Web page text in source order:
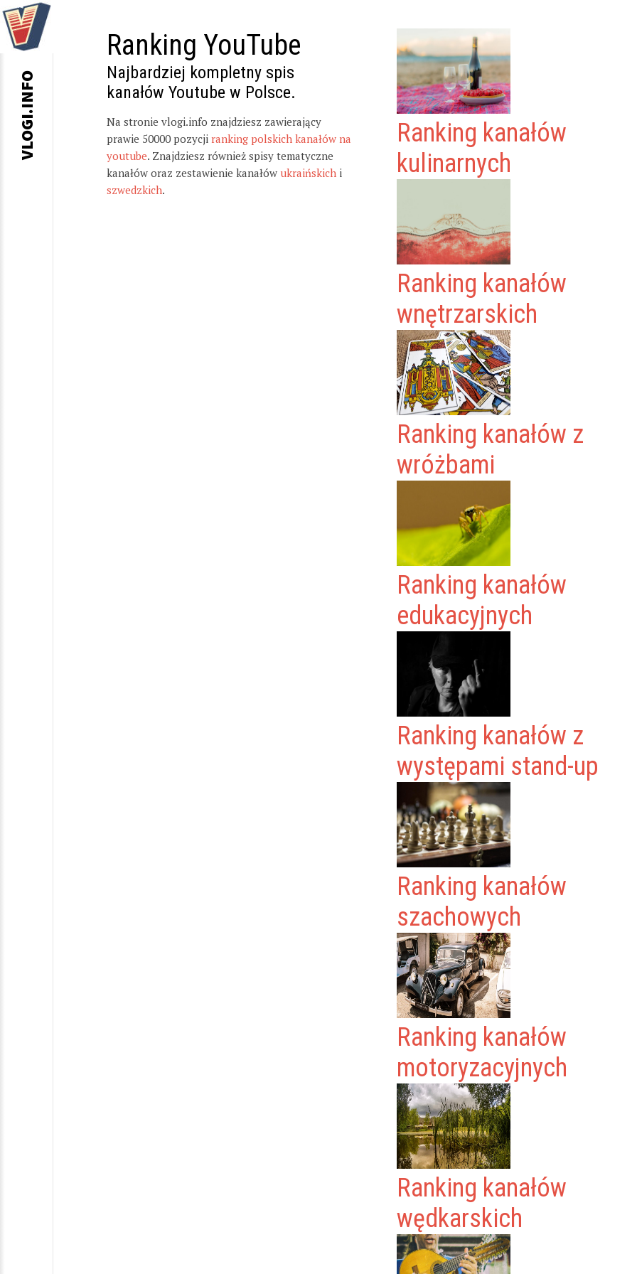
Ranking YouTube
Najbardziej kompletny spis
kanałów Youtube w Polsce.
Na stronie vlogi.info znajdziesz zawierający
prawie 50000 pozycji ranking polskich kanałów na
youtube. Znajdziesz również spisy tematyczne
kanałów oraz zestawienie kanałów ukraińskich i
szwedzkich.
Ranking kanałów
kulinarnych
Ranking kanałów
wnętrzarskich
Ranking kanałów z
wróżbami
Ranking kanałów
edukacyjnych
Ranking kanałów z
występami stand-up
Ranking kanałów
szachowych
Ranking kanałów
motoryzacyjnych
Ranking kanałów
wędkarskich
VLOGI.INFO